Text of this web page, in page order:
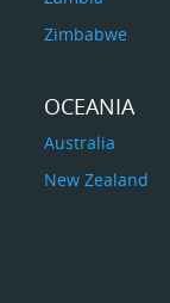
Zimbabwe
OCEANIA
Australia
New Zealand